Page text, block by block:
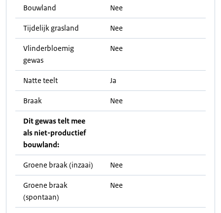
Bouwland Nee
Tijdelijk grasland Nee
Vlinderbloemig
gewas
Nee
Natte teelt Ja
Braak Nee
Dit gewas telt mee
als niet-productief
bouwland:
Groene braak (inzaai) Nee
Groene braak
(spontaan)
Nee